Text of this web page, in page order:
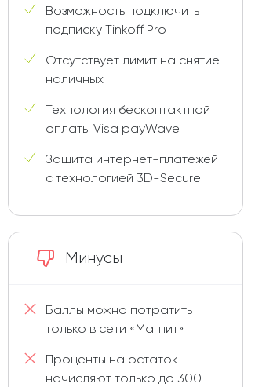
Возможность подключить
подписку Tinkoff Pro
Отсутствует лимит на снятие
наличных
Технология бесконтактной
оплаты Visa payWave
Защита интернет-платежей
с технологией 3D-Secure
Минусы
Баллы можно потратить
только в сети «Магнит»
Проценты на остаток
начисляют только до 300